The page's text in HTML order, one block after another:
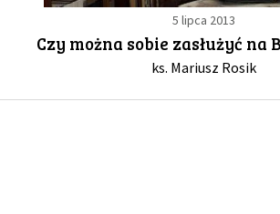
GALERIA
DRUŻYNA
5 lipca 2013
Czy można sobie zasłużyć na
ks. Mariusz Rosik